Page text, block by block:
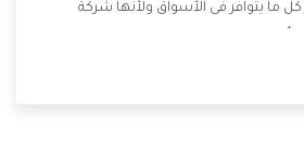
ما يتوافر فى الأسواق ولأنها شركة
والخصومات التى تسهل على